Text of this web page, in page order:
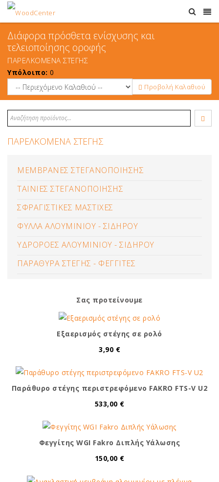
Διάφορα πρόσθετα ενίσχυσης και
τελειοποίησης οροφής
ΠΑΡΕΛΚΟΜΕΝΑ ΣΤΕΓΗΣ
Υπόλοιπο: 0
Προβολή Καλαθιού
ΠΑΡΕΛΚΟΜΕΝΑ ΣΤΕΓΗΣ
ΜΕΜΒΡΑΝΕΣ ΣΤΕΓΑΝΟΠΟΙΗΣΗΣ
ΤΑΙΝΙΕΣ ΣΤΕΓΑΝΟΠΟΙΗΣΗΣ
ΣΦΡΑΓΙΣΤΙΚΕΣ ΜΑΣΤΙΧΕΣ
ΦΥΛΛΑ ΑΛΟΥΜΙΝΙΟΥ - ΣΙΔΗΡΟΥ
ΥΔΡΟΡΟΕΣ ΑΛΟΥΜΙΝΙΟΥ - ΣΙΔΗΡΟΥ
ΠΑΡΑΘΥΡΑ ΣΤΕΓΗΣ - ΦΕΓΓΙΤΕΣ
Σας προτείνουμε
Εξαερισμός στέγης σε ρολό
3,90 €
Παράθυρο στέγης περιστρεφόμενο FAKRO FTS-V U2
533,00 €
Φεγγίτης WGI Fakro Διπλής Υάλωσης
150,00 €